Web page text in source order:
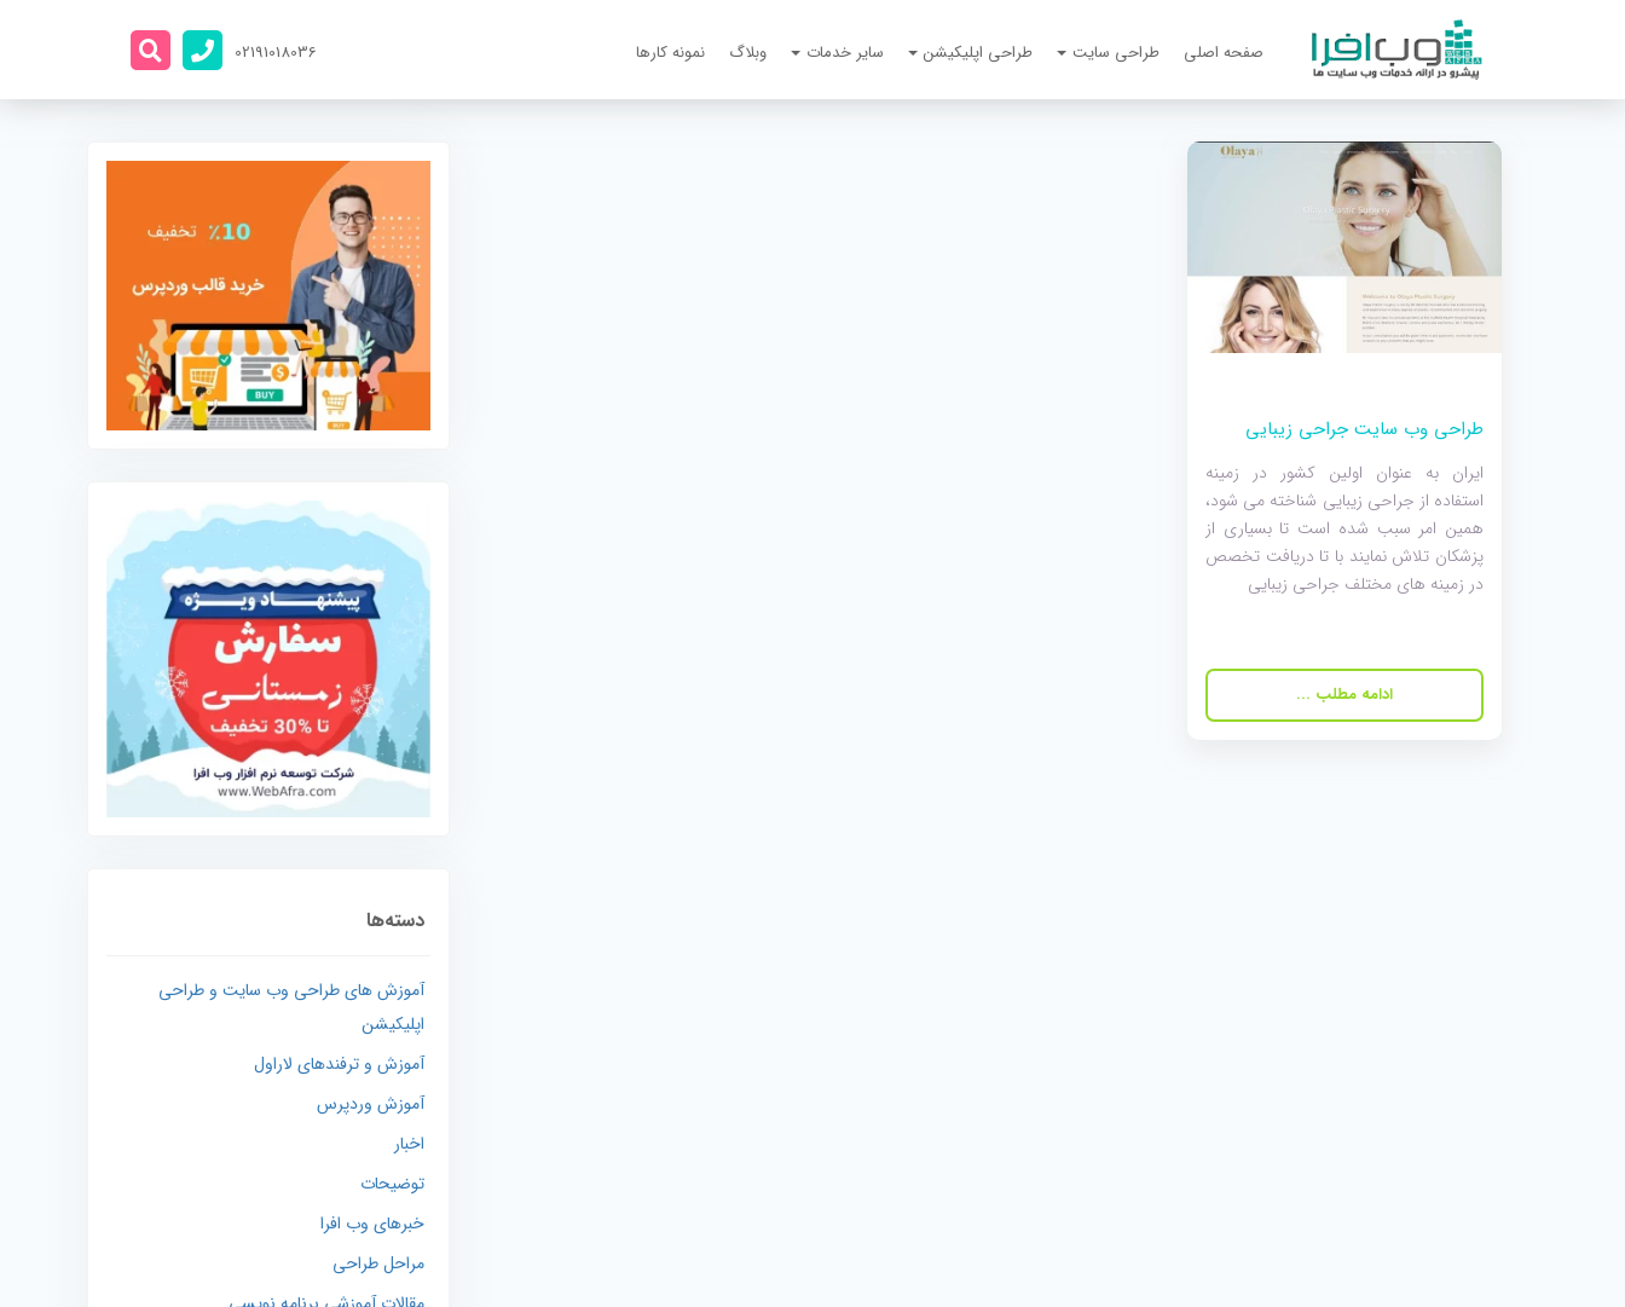
صفحه اصلی طراحی سایت طراحی اپلیکیشن سایر خدمات وبلاگ نمونه کارها 02191018036
طراحی وب سایت جراحی زیبایی
ایران به عنوان اولین کشور در زمینه
استفاده از جراحی زیبایی شناخته می شود،
همین امر سبب شده است تا بسیاری از
پزشکان تلاش نمایند با تا دریافت تخصص
در زمینه های مختلف جراحی زیبایی
ادامه مطلب ...
دسته‌ها
آموزش های طراحی وب سایت و طراحی
اپلیکیشن
آموزش و ترفندهای لاراول
آموزش وردپرس
اخبار
توضیحات
خبرهای وب افرا
مراحل طراحی